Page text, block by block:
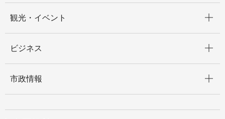
観光・イベント
ビジネス
市政情報